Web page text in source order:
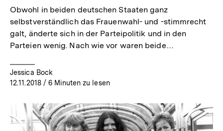
Obwohl in beiden deutschen Staaten ganz
selbstverständlich das Frauenwahl- und -stimmrecht
galt, änderte sich in der Parteipolitik und in den
Parteien wenig. Nach wie vor waren beide…
Jessica Bock
12.11.2018/ 6 Minuten zu lesen